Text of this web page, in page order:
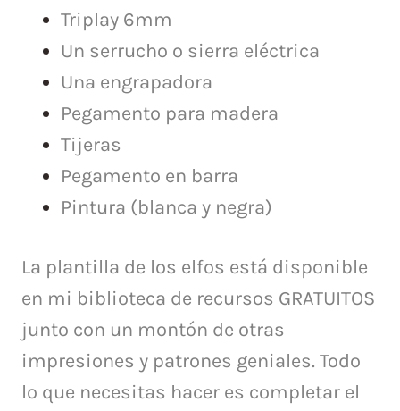
Triplay 6mm
Un serrucho o sierra eléctrica
Una engrapadora
Pegamento para madera
Tijeras
Pegamento en barra
Pintura (blanca y negra)
La plantilla de los elfos está disponible
en mi biblioteca de recursos GRATUITOS
junto con un montón de otras
impresiones y patrones geniales. Todo
lo que necesitas hacer es completar el